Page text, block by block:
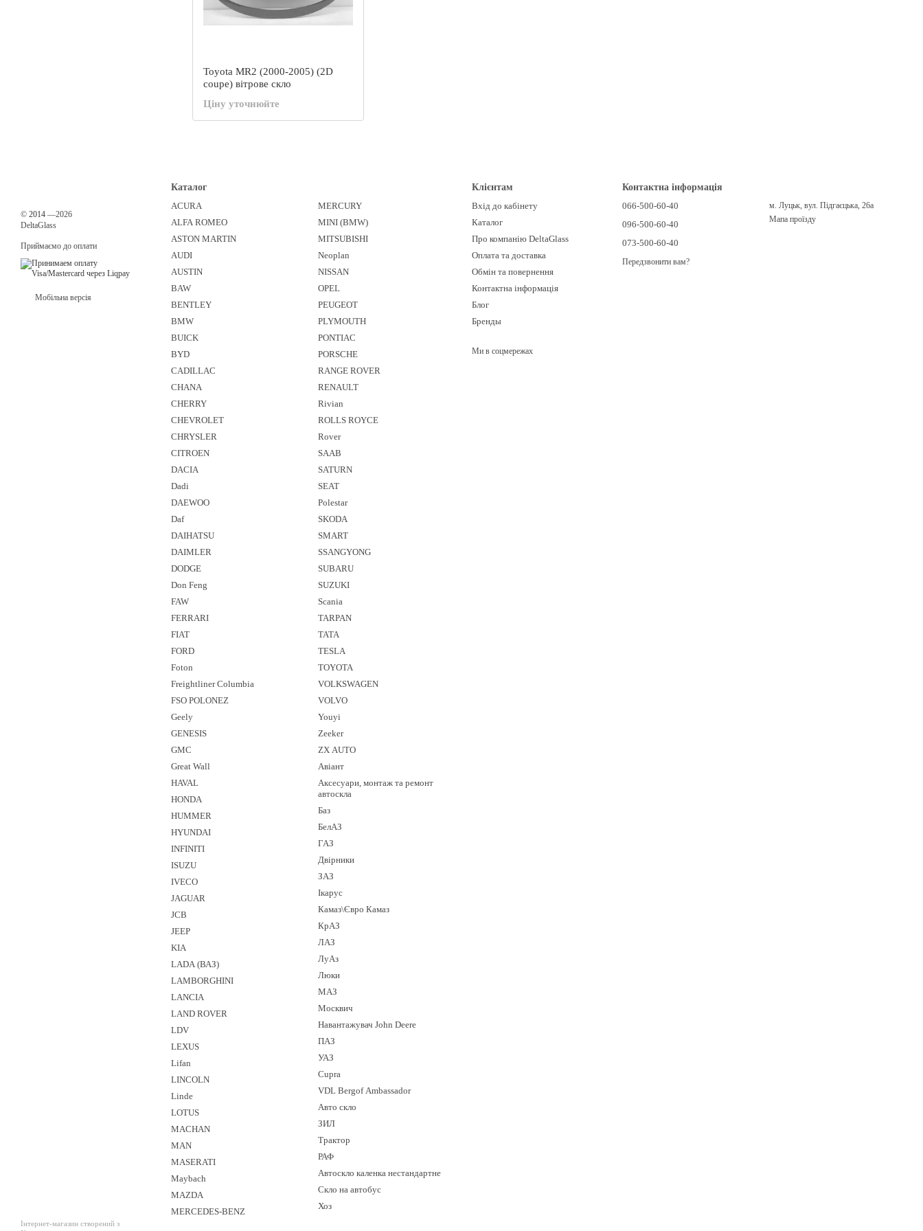
Toyota MR2 (2000-2005) (2D
coupe) вітрове скло
Ціну уточнюйте
© 2014 —2026
DeltaGlass
Приймаємо до оплати
Мобільна версія
Інтернет-магазин створений з
Каталог
ACURA
ALFA ROMEO
ASTON MARTIN
AUDI
AUSTIN
BAW
BENTLEY
BMW
BUICK
BYD
CADILLAC
CHANA
CHERRY
CHEVROLET
CHRYSLER
CITROEN
DACIA
Dadi
DAEWOO
Daf
DAIHATSU
DAIMLER
DODGE
Don Feng
FAW
FERRARI
FIAT
FORD
Foton
Freightliner Columbia
FSO POLONEZ
Geely
GENESIS
GMC
Great Wall
HAVAL
HONDA
HUMMER
HYUNDAI
INFINITI
ISUZU
IVECO
JAGUAR
JCB
JEEP
KIA
LADA (ВАЗ)
LAMBORGHINI
LANCIA
LAND ROVER
LDV
LEXUS
Lifan
LINCOLN
Linde
LOTUS
MACHAN
MAN
MASERATI
Maybach
MAZDA
MERCEDES-BENZ
MERCURY
MINI (BMW)
MITSUBISHI
Neoplan
NISSAN
OPEL
PEUGEOT
PLYMOUTH
PONTIAC
PORSCHE
RANGE ROVER
RENAULT
Rivian
ROLLS ROYCE
Rover
SAAB
SATURN
SEAT
Polestar
SKODA
SMART
SSANGYONG
SUBARU
SUZUKI
Sсania
TARPAN
TATA
TESLA
TOYOTA
VOLKSWAGEN
VOLVO
Youyi
Zeeker
ZX AUTO
Авіант
Аксесуари, монтаж та ремонт
автоскла
Баз
БелАЗ
ГАЗ
Двірники
ЗАЗ
Ікарус
Камаз\Євро Камаз
КрАЗ
ЛАЗ
ЛуАз
Люки
МАЗ
Москвич
Навантажувач John Deere
ПАЗ
УАЗ
Cupra
VDL Bergof Ambassador
Авто скло
ЗИЛ
Трактор
РАФ
Автоскло каленка нестандартне
Скло на автобус
Хоз
Клієнтам
Вхід до кабінету
Каталог
Про компанію DeltaGlass
Оплата та доставка
Обмін та повернення
Контактна інформація
Блог
Бренды
Ми в соцмережах
Контактна інформація
066-500-60-40
096-500-60-40
073-500-60-40
Передзвонити вам?
м. Луцьк, вул. Підгаєцька, 26а
Мапа проїзду